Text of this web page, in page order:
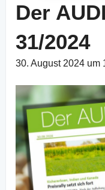
Der
31/2024
30. August 2024 um